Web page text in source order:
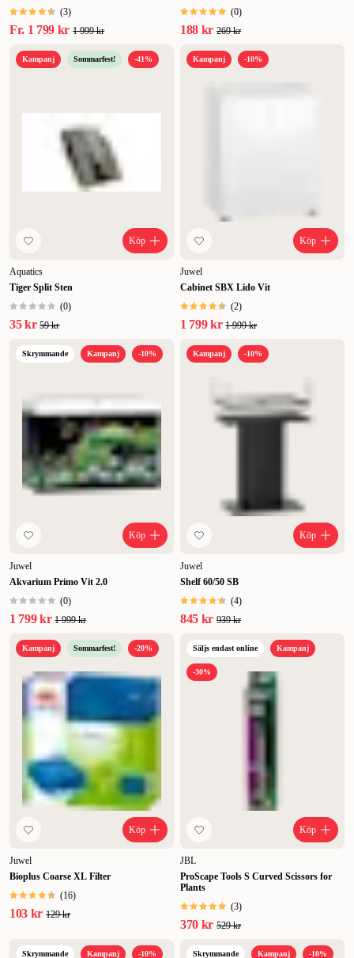
(3)
Fr. 1 799 kr 1 999 kr
(0)
188 kr 269 kr
Kampanj Sommarfest! -41%
Köp
Aquatics
Tiger Split Sten
(0)
35 kr 59 kr
Kampanj -10%
Köp
Juwel
Cabinet SBX Lido Vit
(2)
1 799 kr 1 999 kr
Skrymmande Kampanj -10%
Köp
Juwel
Akvarium Primo Vit 2.0
(0)
1 799 kr 1 999 kr
Kampanj -10%
Köp
Juwel
Shelf 60/50 SB
(4)
845 kr 939 kr
Kampanj Sommarfest! -20%
Köp
Juwel
Bioplus Coarse XL Filter
(16)
103 kr 129 kr
Säljs endast online Kampanj
-30%
Köp
JBL
ProScape Tools S Curved Scissors for
Plants
(3)
370 kr 529 kr
Skrymmande Kampanj -10% Skrymmande Kampanj -10%